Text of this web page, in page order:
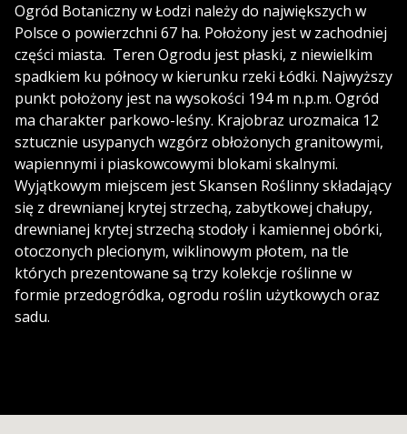
Ogród Botaniczny w Łodzi należy do największych w
Polsce o powierzchni 67 ha. Położony jest w zachodniej
części miasta. Teren Ogrodu jest płaski, z niewielkim
spadkiem ku północy w kierunku rzeki Łódki. Najwyższy
punkt położony jest na wysokości 194 m n.p.m. Ogród
ma charakter parkowo-leśny. Krajobraz urozmaica 12
sztucznie usypanych wzgórz obłożonych granitowymi,
wapiennymi i piaskowcowymi blokami skalnymi.
Wyjątkowym miejscem jest Skansen Roślinny składający
się z drewnianej krytej strzechą, zabytkowej chałupy,
drewnianej krytej strzechą stodoły i kamiennej obórki,
otoczonych plecionym, wiklinowym płotem, na tle
których prezentowane są trzy kolekcje roślinne w
formie przedogródka, ogrodu roślin użytkowych oraz
sadu.